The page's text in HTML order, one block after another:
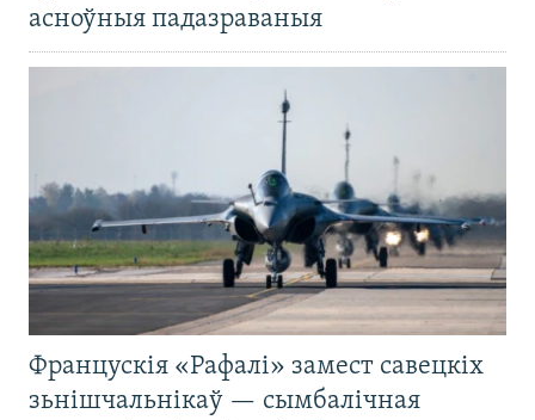
асноўныя падазраваныя
Францускія «Рафалі» замест савецкіх
зьнішчальнікаў — сымбалічная